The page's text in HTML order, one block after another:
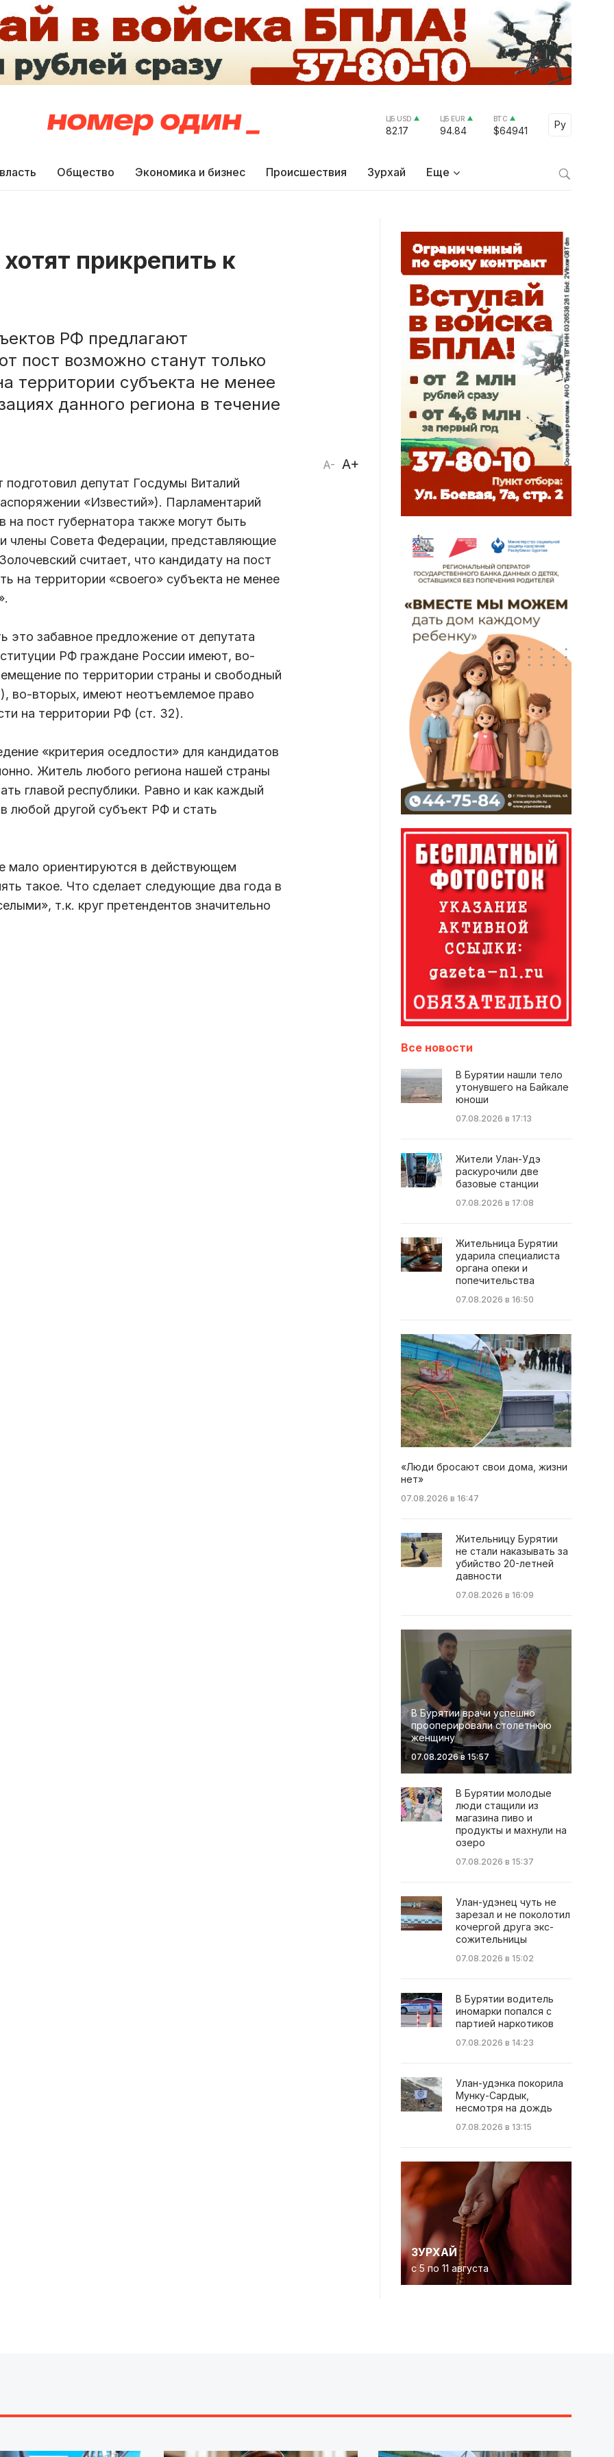
ЦБ USD
82.17
ЦБ EUR
94.84
BTC
$64941
Ру
Select
Общество Экономика и бизнес Происшествия Зурхай Еще
прикрепить к
РФ предлагают
пост возможно станут только
территории субъекта не менее
данного региона в течение
A- A+
депутат Госдумы Виталий
«Известий»). Парламентарий
на пост губернатора также могут быть
члены Совета Федерации, представляющие
считает, что кандидату на пост
на территории «своего» субъекта не менее
это забавное предложение от депутата
РФ граждане России имеют, во-
по территории страны и свободный
во-вторых, имеют неотъемлемое право
на территории РФ (ст. 32).
«критерия оседлости» для кандидатов
Житель любого региона нашей страны
главой республики. Равно и как каждый
любой другой субъект РФ и стать
мало ориентируются в действующем
такое. Что сделает следующие два года в
т.к. круг претендентов значительно
Все новости
В Бурятии нашли тело
утонувшего на Байкале
юноши
07.08.2026 в 17:13
Жители Улан-Удэ
раскурочили две
базовые станции
07.08.2026 в 17:08
Жительница Бурятии
ударила специалиста
органа опеки и
попечительства
07.08.2026 в 16:50
«Люди бросают свои дома, жизни
нет»
07.08.2026 в 16:47
Жительницу Бурятии
не стали наказывать за
убийство 20-летней
давности
07.08.2026 в 16:09
В Бурятии врачи успешно
прооперировали столетнюю
женщину
07.08.2026 в 15:57
В Бурятии молодые
люди стащили из
магазина пиво и
продукты и махнули на
озеро
07.08.2026 в 15:37
Улан-удэнец чуть не
зарезал и не поколотил
кочергой друга экс-
сожительницы
07.08.2026 в 15:02
В Бурятии водитель
иномарки попался с
партией наркотиков
07.08.2026 в 14:23
Улан-удэнка покорила
Мунку-Сардык,
несмотря на дождь
07.08.2026 в 13:15
ЗУРХАЙ
с 5 по 11 августа